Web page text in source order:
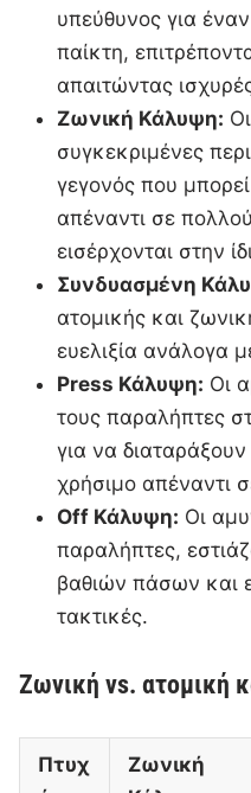
υπεύθυνος για
παίκτη,
απαιτώντας
Ζωνική Κάλυψη:
συγκεκριμένες
γεγονός που
απέναντι σε
εισέρχονται στην
Συνδυασμένη
ατομικής και
ευελιξία ανάλογα
Press Κάλυψη: Οι
τους παραλήπτες
για να
χρήσιμο απέναντι
Off Κάλυψη: Οι
παραλήπτες,
βαθιών πάσων και
τακτικές.
Ζωνική vs. ατομική
Πτυχ
Ζωνική